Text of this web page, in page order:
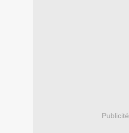
Publicité